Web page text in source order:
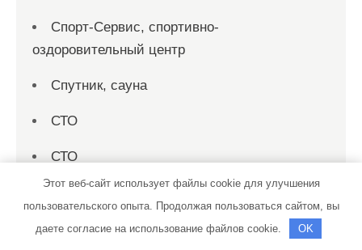
Спорт-Сервис, спортивно-
оздоровительный центр
Спутник, сауна
СТО
СТО
СТО 19
СТО на совесть
Этот веб-сайт использует файлы cookie для улучшения
пользовательского опыта. Продолжая пользоваться сайтом, вы
даете согласие на использование файлов cookie.
OK